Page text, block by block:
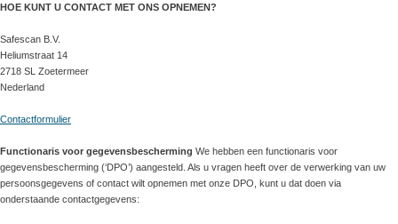
HOE KUNT U CONTACT MET ONS OPNEMEN?
Safescan B.V.
Heliumstraat 14
2718 SL Zoetermeer
Nederland
Contactformulier
Functionaris voor gegevensbescherming We hebben een functionaris voor
gegevensbescherming (‘DPO’) aangesteld. Als u vragen heeft over de verwerking van uw
persoonsgegevens of contact wilt opnemen met onze DPO, kunt u dat doen via
onderstaande contactgegevens: